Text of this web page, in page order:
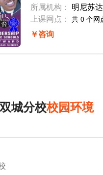
所属机构： 明尼苏
上课网点： 共 0 个网
￥咨询
城分校校园环境